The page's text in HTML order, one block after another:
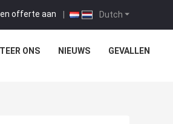
Dutch
offerte aan |
ONS NIEUWS GEVALLEN